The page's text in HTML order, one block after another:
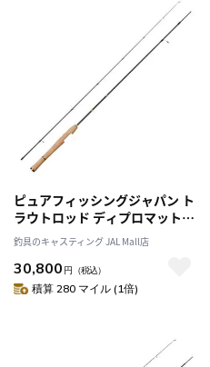
ピュアフィッシングジャパン ト
ラウトロッド ディプロマット
DPMS-602L-ES (スピニング/2
ピース)
釣具のキャスティング JAL Mall店
30,800 円 （税込）
積算 280 マイル (1倍)